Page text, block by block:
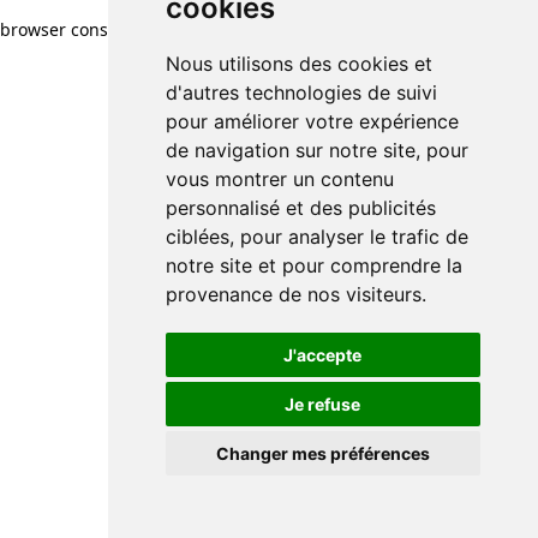
cookies
Nous utilisons des cookies et
d'autres technologies de suivi
pour améliorer votre expérience
de navigation sur notre site, pour
vous montrer un contenu
personnalisé et des publicités
ciblées, pour analyser le trafic de
notre site et pour comprendre la
provenance de nos visiteurs.
J'accepte
Je refuse
Changer mes préférences
browser console for more information)